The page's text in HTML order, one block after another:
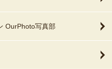
OurPhoto写真部